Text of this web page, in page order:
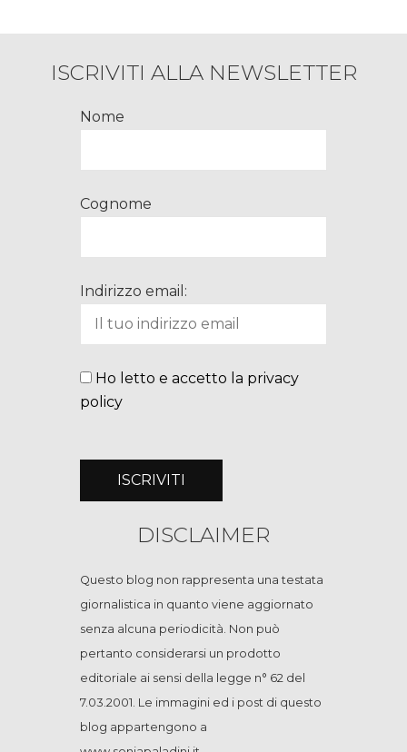
ISCRIVITI ALLA NEWSLETTER
Nome
Cognome
Indirizzo email:
Ho letto e accetto la privacy
policy
DISCLAIMER
Questo blog non rappresenta una testata
giornalistica in quanto viene aggiornato
senza alcuna periodicità. Non può
pertanto considerarsi un prodotto
editoriale ai sensi della legge n° 62 del
7.03.2001. Le immagini ed i post di questo
blog appartengono a